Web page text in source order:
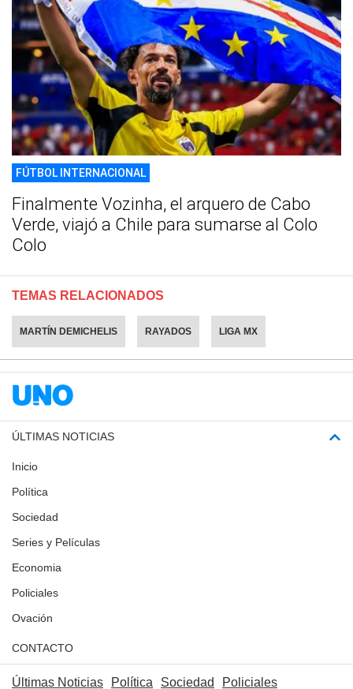
FÚTBOL INTERNACIONAL
Finalmente Vozinha, el arquero de Cabo
Verde, viajó a Chile para sumarse al Colo
Colo
TEMAS RELACIONADOS
MARTÍN DEMICHELIS RAYADOS LIGA MX
ÚLTIMAS NOTICIAS
Inicio
Política
Sociedad
Series y Películas
Economia
Policiales
Ovación
CONTACTO
Últimas Noticias Política Sociedad Policiales